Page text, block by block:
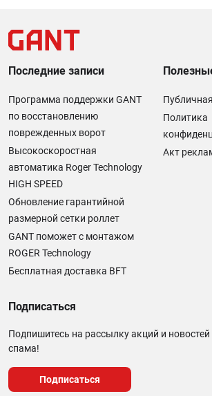
Последние записи
Программа поддержки GANT
по восстановлению
поврежденных ворот
Высокоскоростная
автоматика Roger Technology
HIGH SPEED
Обновление гарантийной
размерной сетки роллет
GANT поможет с монтажом
ROGER Technology
Бесплатная доставка BFT
Политика
Акт
Подписаться
Подпишитесь на рассылку акций и новостей
спама!
Подписаться